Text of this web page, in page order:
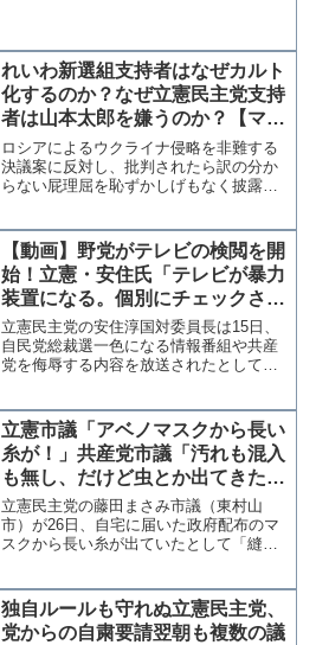
れいわ新選組支持者はなぜカルト
化するのか？なぜ立憲民主党支持
者は山本太郎を嫌うのか？【マガ
ジン169号】
ロシアによるウクライナ侵略を非難する
決議案に反対し、批判されたら訳の分か
らない屁理屈を恥ずかしげもなく披露す
年で辞職し参議院選挙に出馬するという
矛盾にも支持者は「涙が出た...
【動画】野党がテレビの検閲を開
始！立憲・安住氏「テレビが暴力
装置になる。個別にチェックさせ
てもらう」またクズ・論外と評価
して控室に張り出すのか？
立憲民主党の安住淳国対委員長は15日、
自民党総裁選一色になる情報番組や共産
党を侮辱する内容を放送されたとして、
かにした。安住氏はテレビについて「暴
走されたのでは総選挙...
立憲市議「アベノマスクから長い
糸が！」共産党市議「汚れも混入
も無し、だけど虫とか出てきたら
嫌！」もう無茶苦茶
立憲民主党の藤田まさみ市議（東村山
市）が26日、自宅に届いた政府配布のマ
スクから長い糸が出ていたとして「縫製
削除したのでＦＢを貼ります忘れかけて
いた #アベノマスク、今...
独自ルールも守れぬ立憲民主党、
党からの自粛要請翌朝も複数の議